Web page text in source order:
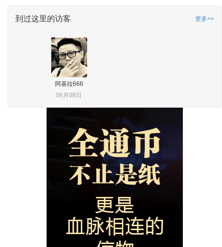
到过这里的访客 更多>>
阿基拉666
06月08日